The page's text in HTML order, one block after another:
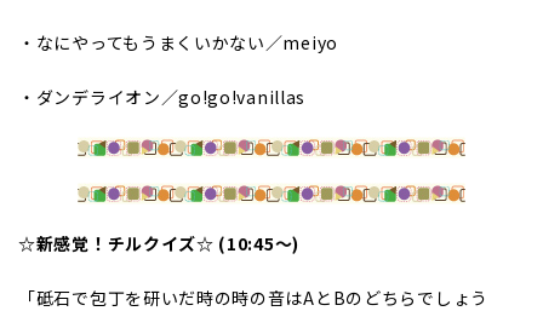
・なにやってもうまくいかない／meiyo
・ダンデライオン／go!go!vanillas
☆新感覚！チルクイズ☆ (10:45～)
「砥石で包丁を研いだ時の時の音はAとBのどちらでしょう